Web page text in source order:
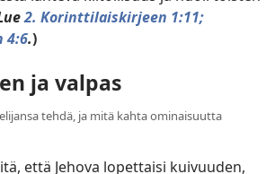
2. Korinttilaiskirjeen 1:11;
4:6.)
ja valpas
tehdä, ja mitä kahta ominaisuutta
että Jehova lopettaisi kuivuuden,